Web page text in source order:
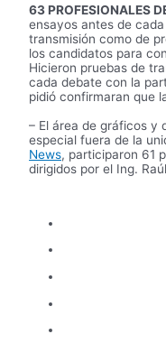
63 PROFESIONALES
ensayos antes de
transmisión como de
los candidatos para
Hicieron pruebas de
cada debate con la
pidió confirmaran que
– El área de gráficos y
especial fuera de la
News, participaron 61
dirigidos por el Ing.